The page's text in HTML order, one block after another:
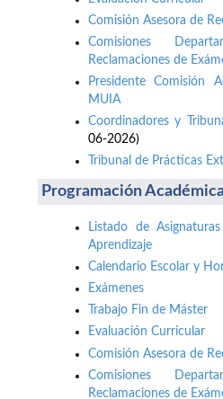
Comisión Asesora de
Comisiones
Reclamaciones de
Presidente Comisión
MUIA
Coordinadores y
06-2026)
Tribunal de Prácticas
Programación
Listado de
Aprendizaje
Calendario Escolar y
Exámenes
Trabajo Fin de Máster
Evaluación Curricular
Comisión Asesora de
Comisiones
Reclamaciones de